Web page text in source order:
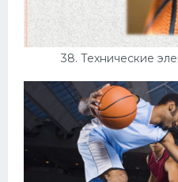
38. Технические